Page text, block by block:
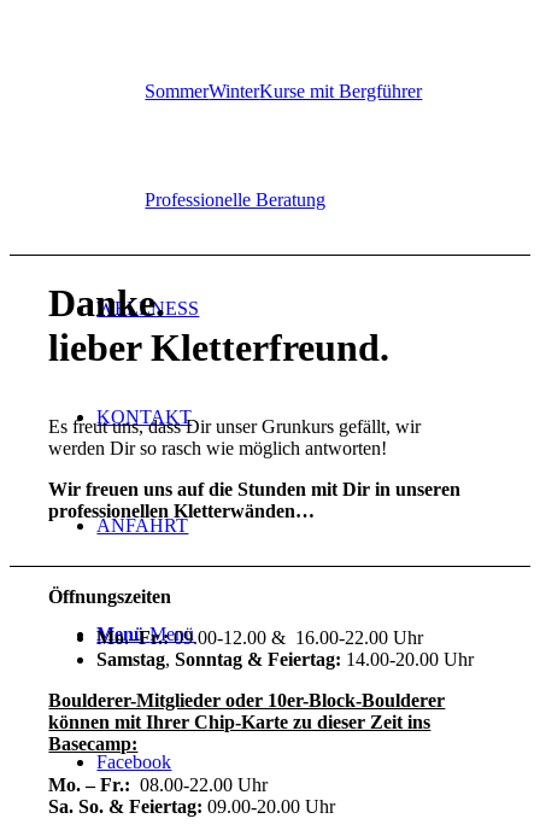
SommerWinterKurse mit Bergführer
Professionelle Beratung
WELLNESS
KONTAKT
ANFAHRT
Menü Menü
Facebook
Danke.
lieber Kletterfreund.
Es freut uns, dass Dir unser Grunkurs gefällt, wir
werden Dir so rasch wie möglich antworten!
Wir freuen uns auf die Stunden mit Dir in unseren
professionellen Kletterwänden…
Öffnungszeiten
Mo.–Fr.:09.00-12.00 & 16.00-22.00 Uhr
Samstag,Sonntag & Feiertag: 14.00-20.00 Uhr
Boulderer-Mitglieder oder 10er-Block-Boulderer
können mit Ihrer Chip-Karte zu dieser Zeit ins
Basecamp:
Mo. – Fr.: 08.00-22.00 Uhr
Sa. So. & Feiertag: 09.00-20.00 Uhr